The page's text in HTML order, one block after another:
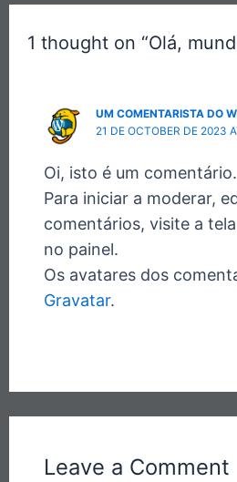
1 thought on “Olá,
UM COMENTARISTA DO
21 DE OCTOBER DE 2023
Oi, isto é um comentário.
Para iniciar a moderar,
comentários, visite a
no painel.
Os avatares dos
Gravatar.
Leave a Comment